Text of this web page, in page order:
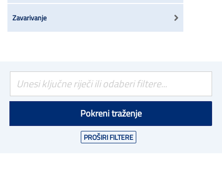
Zavarivanje
Pokreni traženje
PROŠIRI FILTERE